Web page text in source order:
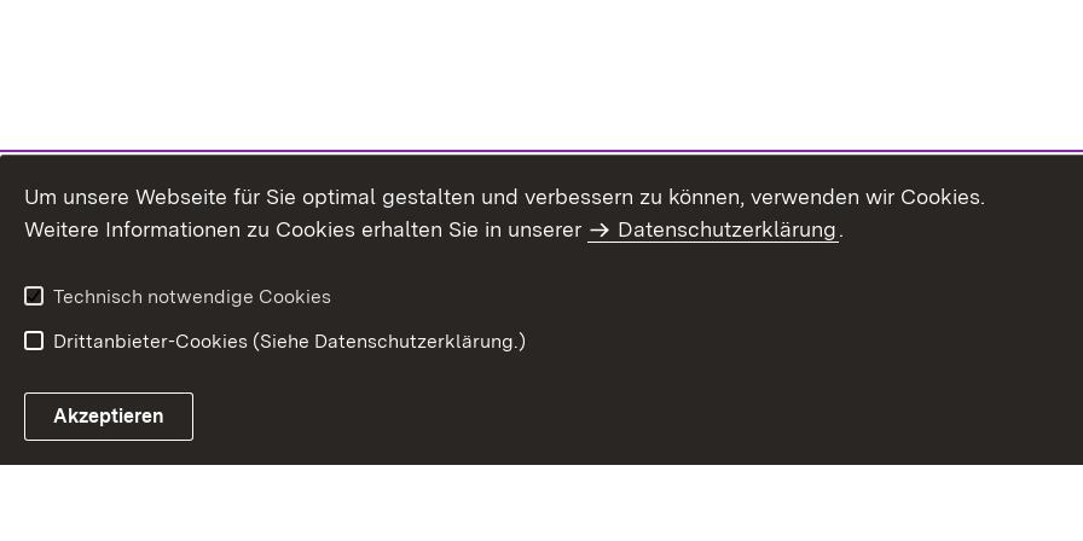
Um unsere Webseite für Sie optimal gestalten und verbessern zu können, verwenden wir Cookies.
Weitere Informationen zu Cookies erhalten Sie in unserer
Datenschutzerklärung.
Technisch notwendige Cookies
Drittanbieter-Cookies (Siehe Datenschutzerklärung.)
Akzeptieren